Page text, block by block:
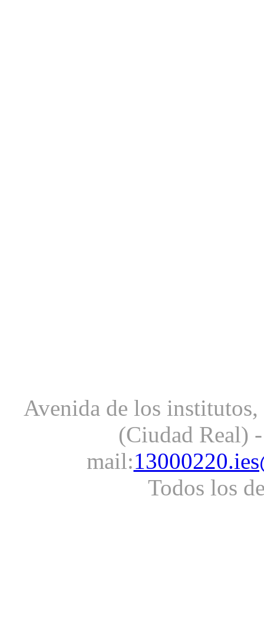
Avenida de los
(Ciudad Real)
mail:
Todos los